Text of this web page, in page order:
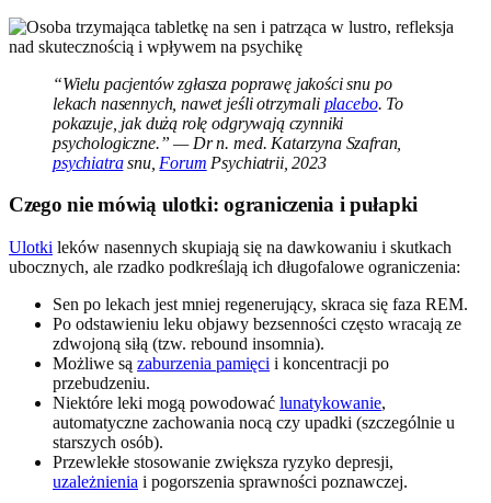
“Wielu pacjentów zgłasza poprawę jakości snu po
lekach nasennych, nawet jeśli otrzymali placebo. To
pokazuje, jak dużą rolę odgrywają czynniki
psychologiczne.” — Dr n. med. Katarzyna Szafran,
psychiatrasnu, Forum Psychiatrii, 2023
Czego nie mówią ulotki: ograniczenia i pułapki
Ulotki leków nasennych skupiają się na dawkowaniu i skutkach
ubocznych, ale rzadko podkreślają ich długofalowe ograniczenia:
Sen po lekach jest mniej regenerujący, skraca się faza REM.
Po odstawieniu leku objawy bezsenności często wracają ze
zdwojoną siłą (tzw. rebound insomnia).
Możliwe są zaburzenia pamięci i koncentracji po
przebudzeniu.
Niektóre leki mogą powodować lunatykowanie,
automatyczne zachowania nocą czy upadki (szczególnie u
starszych osób).
Przewlekłe stosowanie zwiększa ryzyko depresji,
uzależnienia i pogorszenia sprawności poznawczej.